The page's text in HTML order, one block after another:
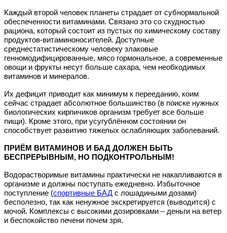
Каждый второй человек планеты страдает от субнормальной
обеспеченности витаминами. Связано это со скудностью
рациона, который состоит из пустых по химическому составу
продуктов-витаминоносителей. Доступные
среднестатистическому человеку злаковые
генномодифицированные, мясо гормональное, а современные
овощи и фрукты несут больше сахара, чем необходимых
витаминов и минералов.
Их дефицит приводит как минимум к перееданию, коим
сейчас страдает абсолютное большинство (в поиске нужных
биологических кирпичиков организм требует все больше
пищи). Кроме этого, при усугублённом состоянии он
способствует развитию тяжелых ослабляющих заболеваний.
ПРИЁМ ВИТАМИНОВ И БАД ДОЛЖЕН БЫТЬ
БЕСПРЕРЫВНЫМ, НО ПОДКОНТРОЛЬНЫМ!
Водорастворимые витамины практически не накапливаются в
организме и должны поступать ежедневно. Избыточное
поступление (спортивные БАД с лошадиными дозами)
бесполезно, так как ненужное экскретируется (выводится) с
мочой. Комплексы с высокими дозировками – деньги на ветер
и беспокойство печени почем зря.